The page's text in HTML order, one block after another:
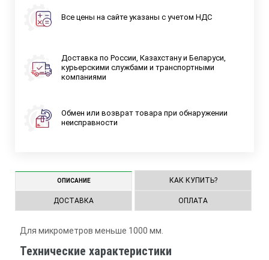
Все цены на сайте указаны с учетом НДС
Доставка по России, Казахстану и Беларуси,
курьерскими службами и транспортными
компаниями
Обмен или возврат товара при обнаружении
неисправности
ОПИСАНИЕ КАК КУПИТЬ?
ДОСТАВКА ОПЛАТА
Для микрометров меньше 1000 мм.
Технические характеристики